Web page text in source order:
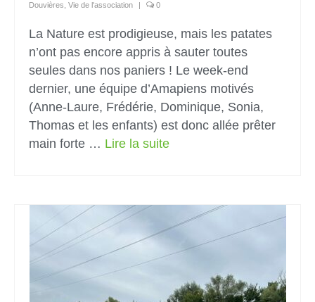
Douvières Vie de l'association 0
La Nature est prodigieuse, mais les patates
n’ont pas encore appris à sauter toutes
seules dans nos paniers ! Le week-end
dernier, une équipe d’Amapiens motivés
(Anne-Laure, Frédérie, Dominique, Sonia,
Thomas et les enfants) est donc allée prêter
main forte … Lire la suite­­